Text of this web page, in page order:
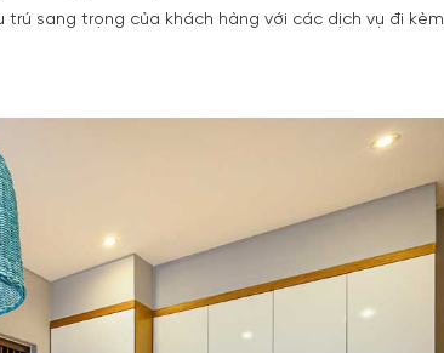
sang trọng của khách hàng với các dịch vụ đi kèm